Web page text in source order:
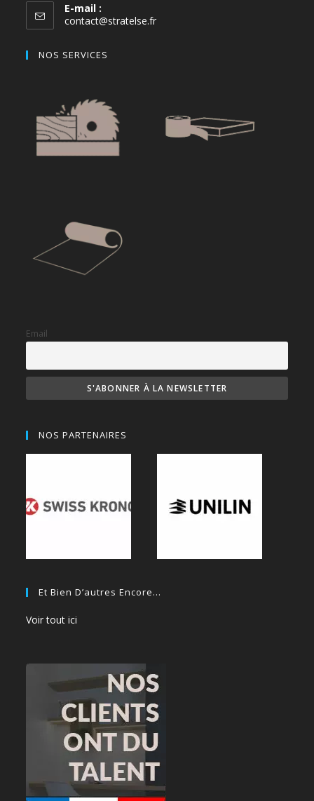
E-mail :
contact@stratelse.fr
NOS SERVICES
Email
NOS PARTENAIRES
Et Bien D’autres Encore…
Voir tout ici